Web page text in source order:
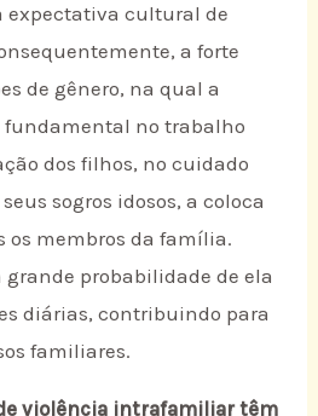
expectativa cultural de
a forte
de gênero, na qual a
no trabalho
dos filhos, no cuidado
sogros idosos, a coloca
os membros da família.
grande probabilidade de ela
diárias, contribuindo para
familiares.
violência intrafamiliar têm